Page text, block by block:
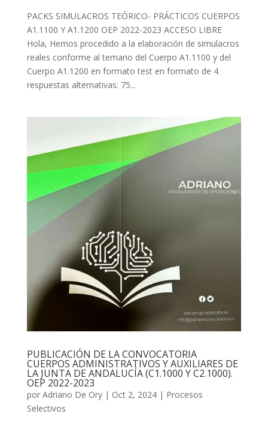
PACKS SIMULACROS TEÓRICO- PRÁCTICOS CUERPOS
A1.1100 Y A1.1200 OEP 2022-2023 ACCESO LIBRE
Hola, Hemos procedido a la elaboración de simulacros
reales conforme al temario del Cuerpo A1.1100 y del
Cuerpo A1.1200 en formato test en formato de 4
respuestas alternativas: 75...
PUBLICACIÓN DE LA CONVOCATORIA
CUERPOS ADMINISTRATIVOS Y AUXILIARES DE
LA JUNTA DE ANDALUCÍA (C1.1000 Y C2.1000).
OEP 2022-2023
por Adriano De Ory| Oct 2, 2024| Procesos
Selectivos